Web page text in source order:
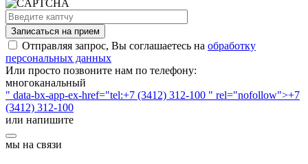
Записаться на прием
Отправляя запрос, Вы соглашаетесь на обработку
персональных данных
Или просто позвоните нам по телефону:
многоканальный
" data-bx-app-ex-href="tel:+7 (3412) 312-100 " rel="nofollow">+7
(3412) 312-100
или напишите
мы на связи